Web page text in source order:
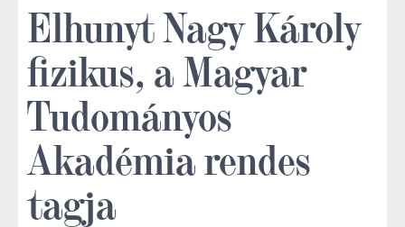
Elhunyt Nagy Károly
fizikus, a Magyar
Tudományos
Akadémia rendes
tagja